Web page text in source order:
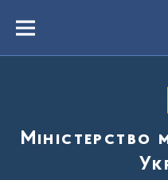
вмістуMenu
Міністерство